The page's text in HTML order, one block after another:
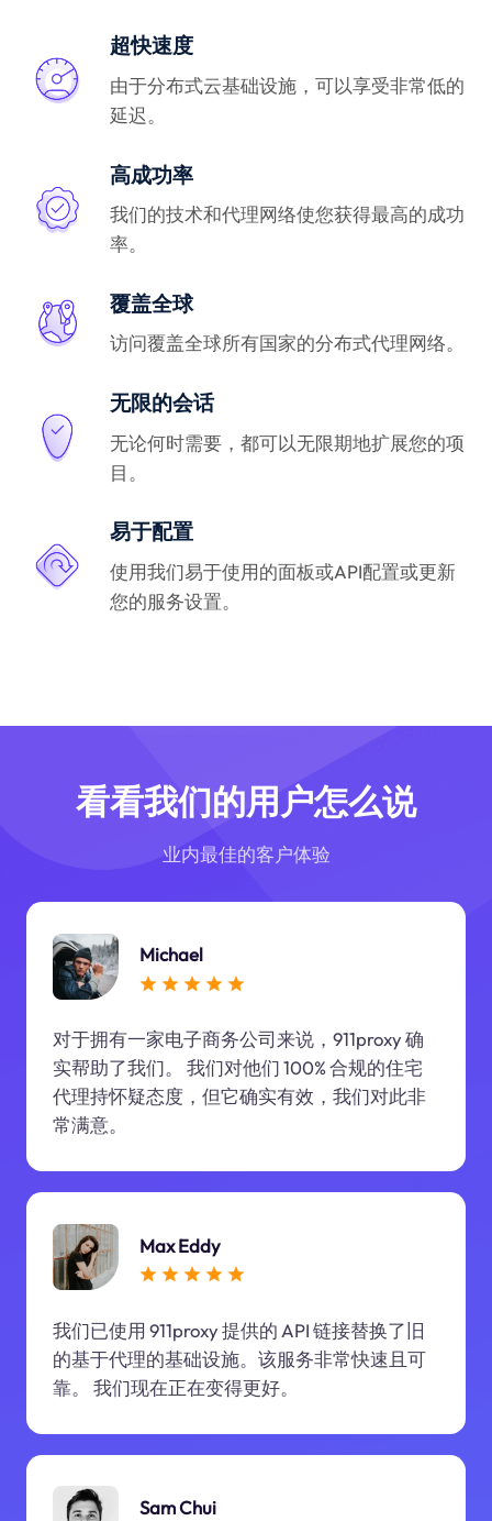
超快速度
由于分布式云基础设施，可以享受非常低的
延迟。
高成功率
我们的技术和代理网络使您获得最高的成功
率。
覆盖全球
访问覆盖全球所有国家的分布式代理网络。
无限的会话
无论何时需要，都可以无限期地扩展您的项
目。
易于配置
使用我们易于使用的面板或API配置或更新
您的服务设置。
看看我们的用户怎么说
业内最佳的客户体验
Michael
对于拥有一家电子商务公司来说，911proxy 确
实帮助了我们。 我们对他们 100% 合规的住宅
代理持怀疑态度，但它确实有效，我们对此非
常满意。
Max Eddy
我们已使用 911proxy 提供的 API 链接替换了旧
的基于代理的基础设施。该服务非常快速且可
靠。 我们现在正在变得更好。
Sam Chui